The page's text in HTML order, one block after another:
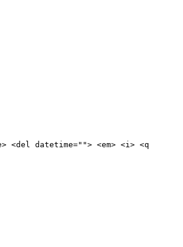
datetime=""> <em> <i> <q